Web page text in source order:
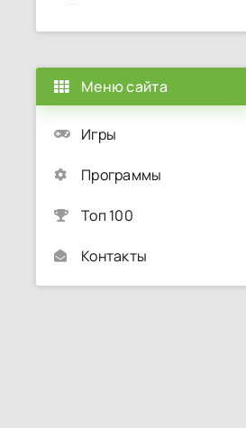
Меню сайта
Игры
Программы
Топ 100
Контакты